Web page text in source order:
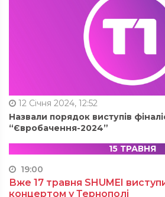
12 Січня 2024, 12:52
Назвали порядок виступів
“Євробачення-2024”
15 ТРАВНЯ
19:00
Вже 17 травня SHUMEI
концертом у Тернополі